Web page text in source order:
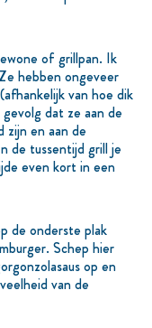
of grillpan. Ik
hebben ongeveer
van hoe dik
dat ze aan de
zijn en aan de
de tussentijd grill je
even kort in een
de onderste plak
Schep hier
op en
van de